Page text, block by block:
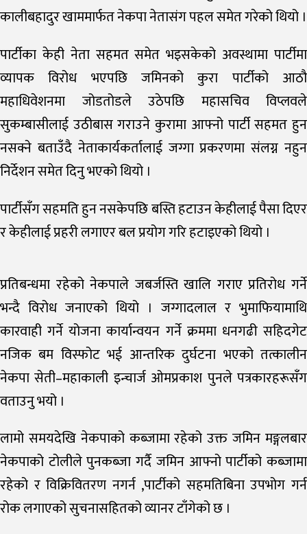
कालीबहादुर खाममार्फत नेकपा नेतासंग पहल समेत गरेको थियो ।
पार्टीका केही नेता सहमत समेत भइसकेको अवस्थामा पार्टीमा
व्यापक विरोध भएपछि जमिनको कुरा पार्टीको आठौ
महाधिवेशनमा जोडतोडले उठेपछि महासचिव विप्लवले
सुकम्बासीलाई उठीबास गराउने कुरामा आफ्नो पार्टी सहमत हुन
नसक्ने बताउँदै नेताकार्यकर्तालाई जग्गा प्रकरणमा संलग्न नहुन
निर्देशन समेत दिनु भएको थियो ।
पार्टीसँग सहमति हुन नसकेपछि बस्ति हटाउन केहीलाई पैसा दिएर
र केहीलाई प्रहरी लगाएर बल प्रयोग गरि हटाइएको थियो ।
प्रतिबन्धमा रहेको नेकपाले जबर्जस्ति खालि गराए प्रतिरोध गर्ने
भन्दै विरोध जनाएको थियो । जग्गादलाल र भुमाफियामाथि
कारवाही गर्ने योजना कार्यान्वयन गर्ने क्रममा धनगढी सहिदगेट
नजिक बम विस्फोट भई आन्तरिक दुर्घटना भएको तत्कालीन
नेकपा सेती–महाकाली इन्चार्ज ओमप्रकाश पुनले पत्रकारहरूसँग
वताउनु भयो ।
लामो समयदेखि नेकपाको कब्जामा रहेको उक्त जमिन मङ्गलबार
नेकपाको टोलीले पुनकब्जा गर्दै जमिन आफ्नो पार्टीको कब्जामा
रहेको र विक्रिवितरण नगर्न ,पार्टीको सहमतिबिना उपभोग गर्न
रोक लगाएको सुचनासहितको व्यानर टाँगेको छ ।